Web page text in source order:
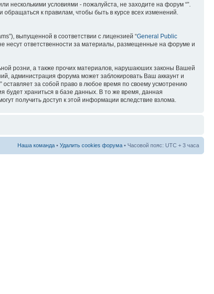
несколькими условиями - пожалуйста, не заходите на форум “”.
к правилам, чтобы быть в курсе всех изменений.
выпущенной в соответствии с лицензией “General Public
несут ответственности за материалы, размещенные на форуме и
розни, а также прочих материалов, нарушаюших законы Вашей
администрация форума может заблокировать Ваш аккаунт и
за собой право в любое время по своему усмотрению
будет храниться в базе данных. В то же время, данная
получить доступ к этой информации вследствие взлома.
Наша команда • Удалить cookies форума • Часовой пояс: UTC + 3 часа